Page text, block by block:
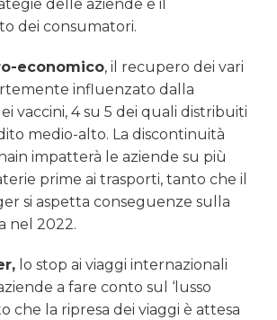
delle aziende e il
dei consumatori.
economico, il recupero dei vari
influenzato dalla
vaccini, 4 su 5 dei quali distribuiti
medio-alto. La discontinuità
impatterà le aziende su più
prime ai trasporti, tanto che il
si aspetta conseguenze sulla
nel 2022.
lo stop ai viaggi internazionali
a fare conto sul ‘lusso
che la ripresa dei viaggi è attesa